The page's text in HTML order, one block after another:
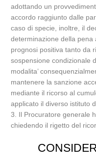
adottando un
accordo raggiunto dalle
caso di specie, inoltre, il
determinazione della pena
prognosi positiva tanto da
sospensione condizionale
modalita’
mantenere la sanzione
mediante il ricorso al
applicato il diverso istituto
3. Il Procuratore generale
chiedendo il rigetto del